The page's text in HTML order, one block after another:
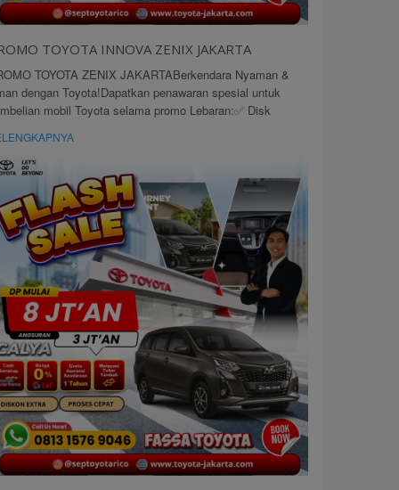
TOYOTA INNOVA ZENIX JAKARTA
TOYOTA ZENIX JAKARTABerkendara Nyaman &
dengan Toyota!Dapatkan penawaran spesial untuk
mobil Toyota selama promo Lebaran:✅ Disk